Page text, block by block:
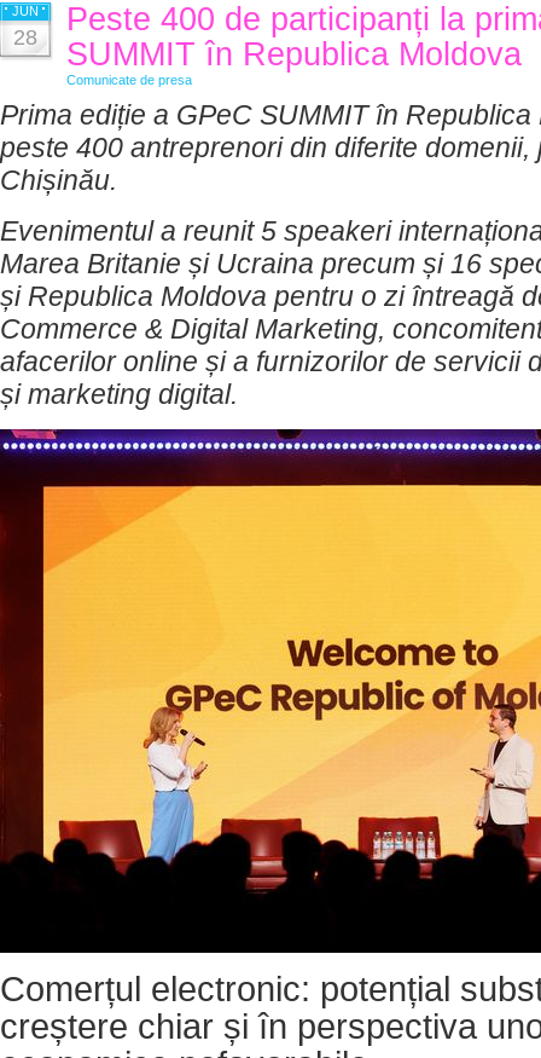
JUN
28
Peste 400 de participanți la
SUMMIT în Republica Moldova
Comunicate de presa
Prima ediție a GPeC SUMMIT în
peste 400 antreprenori din diferite domenii,
Chișinău.
Evenimentul a reunit 5 speakeri
Marea Britanie și Ucraina precum și 16
și Republica Moldova pentru o zi întreagă
Commerce & Digital Marketing,
afacerilor online și a furnizorilor de servicii
și marketing digital.
Comerțul electronic: potențial
creștere chiar și în perspectiva